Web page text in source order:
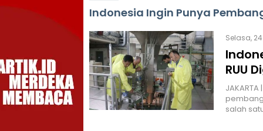
Indonesia Ingin Punya
Selasa, 24
RUU
salah